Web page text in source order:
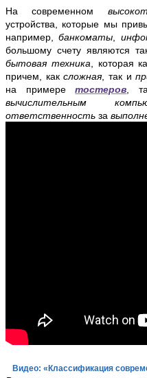
На современном
устройства, которые мы
например,банкоматы
большому счету являются
бытовая техника , которая
причем, каксложная, так и
на примеретостеров ,
вычислительным
ответственность за
Видео: «Классификация